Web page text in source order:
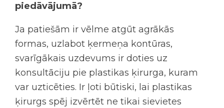
piedāvājumā?
Ja patiešām ir vēlme atgūt agrākās
formas, uzlabot ķermeņa kontūras,
svarīgākais uzdevums ir doties uz
konsultāciju pie plastikas ķirurga, kuram
var uzticēties. Ir ļoti būtiski, lai plastikas
ķirurgs spēj izvērtēt ne tikai sievietes